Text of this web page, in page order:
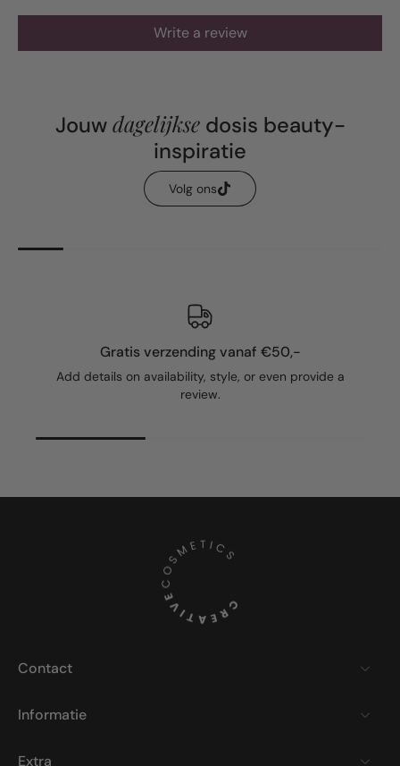
Write a review
Jouwdagelijksedosis beauty-
inspiratie
Volg ons
Gratis verzending vanaf €50,-
Add details on availability, style, or even provide a
review.
Contact
Informatie
Extra